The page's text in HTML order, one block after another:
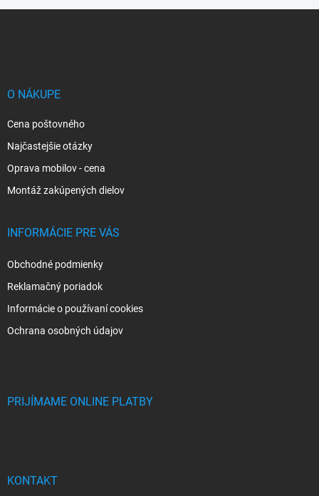
O NÁKUPE
Cena poštovného
Najčastejšie otázky
Oprava mobilov - cena
Montáž zakúpených dielov
INFORMÁCIE PRE VÁS
Obchodné podmienky
Reklamačný poriadok
Informácie o používaní cookies
Ochrana osobných údajov
PRIJÍMAME ONLINE PLATBY
KONTAKT